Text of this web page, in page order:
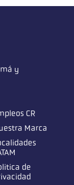
y
CR
Marca
de